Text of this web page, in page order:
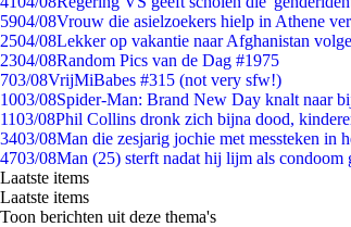
5904/08Vrouw die asielzoekers hielp in Athene
2504/08Lekker op vakantie naar Afghanistan
2304/08Random Pics van de Dag #1975
703/08VrijMiBabes #315 (not very sfw!)
1003/08Spider-Man: Brand New Day knalt naar
1103/08Phil Collins dronk zich bijna dood,
3403/08Man die zesjarig jochie met messteken in
4703/08Man (25) sterft nadat hij lijm als condoom
Laatste items
Laatste items
Toon berichten uit deze thema's